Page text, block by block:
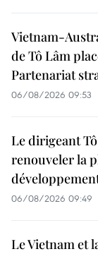
Vietnam-
de Tô Lâm
Partenariat
06/08/2026 09:53
Le dirigeant
renouveler la
06/08/2026 09:49
Le Vietnam et